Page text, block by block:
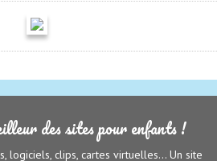
des sites pour enfants !
logiciels, clips, cartes virtuelles... Un site